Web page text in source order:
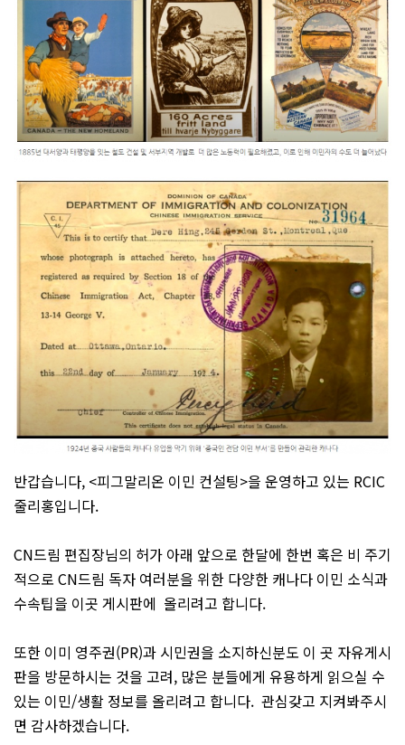
반갑습니다, <피그말리온 이민 컨설팅>을 운영하고 있는 RCIC
줄리홍입니다.
CN드림 편집장님의 허가 아래 앞으로 한달에 한번 혹은 비 주기
적으로 CN드림 독자 여러분을 위한 다양한 캐나다 이민 소식과
수속팁을 이곳 게시판에 올리려고 합니다.
또한 이미 영주권(PR)과 시민권을 소지하신분도 이 곳 자유게시
판을 방문하시는 것을 고려, 많은 분들에게 유용하게 읽으실 수
있는 이민/생활 정보를 올리려고 합니다. 관심갖고 지켜봐주시
면 감사하겠습니다.